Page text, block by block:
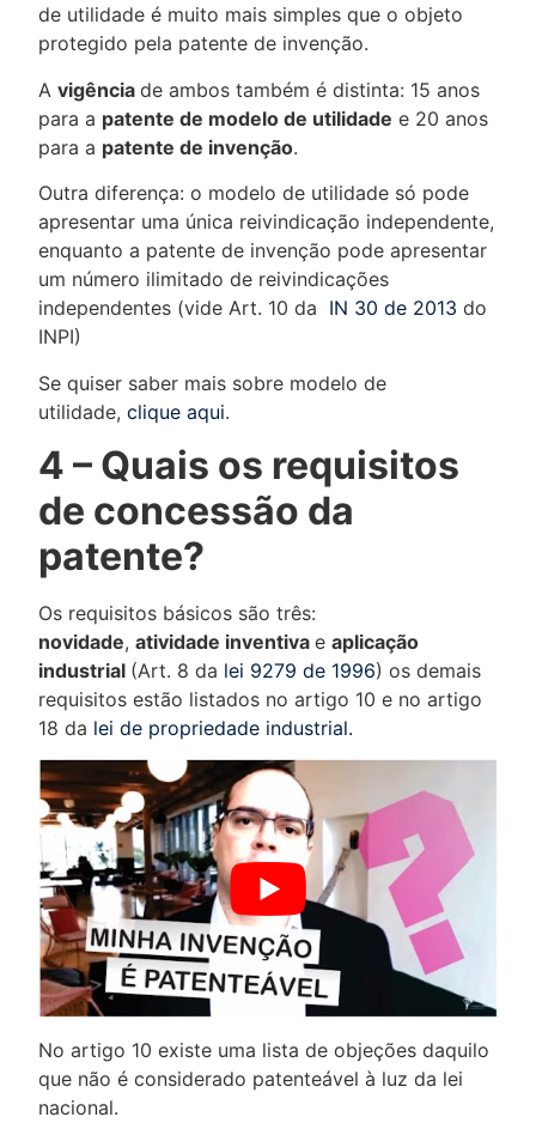
de utilidade é muito mais simples que o objeto
protegido pela patente de invenção.
A vigência de ambos também é distinta: 15 anos
para a patente de modelo de utilidade e 20 anos
para a patente de invenção.
Outra diferença: o modelo de utilidade só pode
apresentar uma única reivindicação independente,
enquanto a patente de invenção pode apresentar
um número ilimitado de reivindicações
independentes (vide Art. 10 da IN 30 de 2013 do
INPI)
Se quiser saber mais sobre modelo de
utilidade, clique aqui.
4 – Quais os requisitos
de concessão da
patente?
Os requisitos básicos são três:
novidade, atividade inventiva e aplicação
industrial (Art. 8 da lei 9279 de 1996) os demais
requisitos estão listados no artigo 10 e no artigo
18 da lei de propriedade industrial.
No artigo 10 existe uma lista de objeções daquilo
que não é considerado patenteável à luz da lei
nacional.